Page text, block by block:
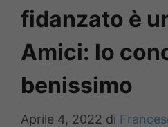
fidanzato è
Amici: lo
benissimo
Aprile 4, 2022 di